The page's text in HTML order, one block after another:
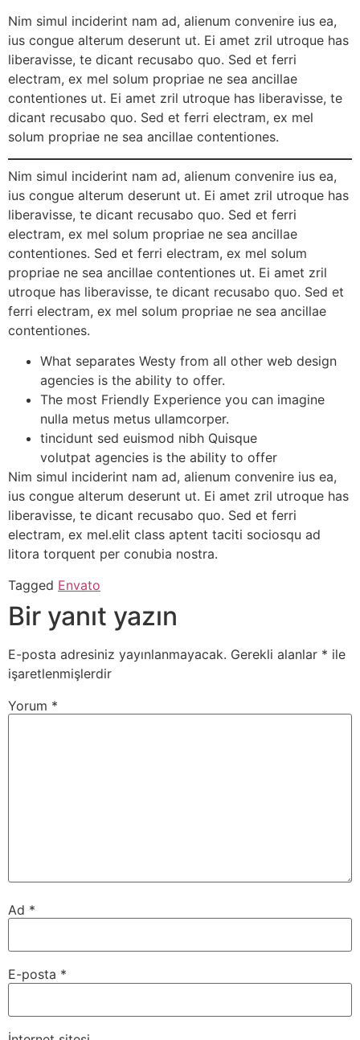
Nim simul inciderint nam ad, alienum convenire ius ea,
ius congue alterum deserunt ut. Ei amet zril utroque has
liberavisse, te dicant recusabo quo. Sed et ferri
electram, ex mel solum propriae ne sea ancillae
contentiones ut. Ei amet zril utroque has liberavisse, te
dicant recusabo quo. Sed et ferri electram, ex mel
solum propriae ne sea ancillae contentiones.
Nim simul inciderint nam ad, alienum convenire ius ea,
ius congue alterum deserunt ut. Ei amet zril utroque has
liberavisse, te dicant recusabo quo. Sed et ferri
electram, ex mel solum propriae ne sea ancillae
contentiones. Sed et ferri electram, ex mel solum
propriae ne sea ancillae contentiones ut. Ei amet zril
utroque has liberavisse, te dicant recusabo quo. Sed et
ferri electram, ex mel solum propriae ne sea ancillae
contentiones.
What separates Westy from all other web design
agencies is the ability to offer.
The most Friendly Experience you can imagine
nulla metus metus ullamcorper.
tincidunt sed euismod nibh Quisque
volutpat agencies is the ability to offer
Nim simul inciderint nam ad, alienum convenire ius ea,
ius congue alterum deserunt ut. Ei amet zril utroque has
liberavisse, te dicant recusabo quo. Sed et ferri
electram, ex mel.elit class aptent taciti sociosqu ad
litora torquent per conubia nostra.
Tagged Envato
Bir yanıt yazın
E-posta adresiniz yayınlanmayacak. Gerekli alanlar * ile
işaretlenmişlerdir
Yorum *
Ad *
E-posta *